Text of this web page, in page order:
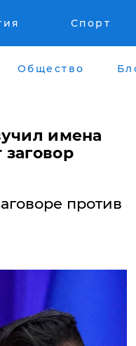
Спорт
Общество
имена
против